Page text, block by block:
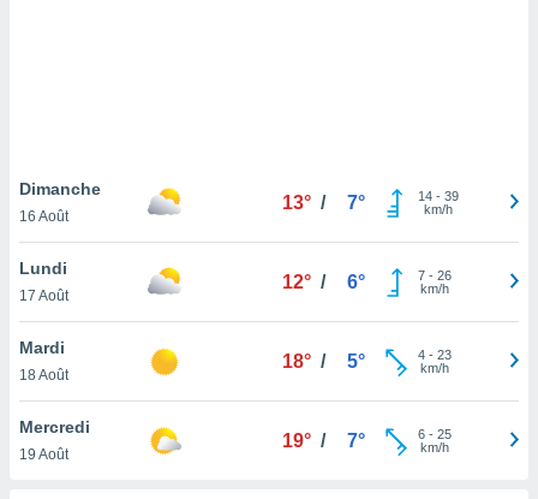
que
la
et que
ne
Dimanche
16 Août
13° / 7° 14- 39
km/h
Lundi
17 Août
12° / 6° 7- 26
km/h
Mardi
18 Août
18° / 5° 4- 23
km/h
Mercredi
19 Août
19° / 7° 6- 25
km/h